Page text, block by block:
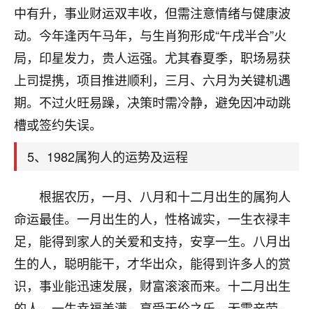
中有升，事业财运双丰收，但需注意情绪与健康波
动。今年逢丙午马年，与生肖狗形成“午戌半合”火
局，印星发力，贵人运强。尤其春夏季，职场易获
上司提携，项目推进顺利，三月、六月为关键机遇
期。不过火旺易躁，决策时需冷静，避免因冲动跳
槽或签约失误。
5、1982属狗人的运势及运程
根据农历，一月、八月和十二月出生的属狗人
命运最佳。一月出生的人，性格诚实，一生衣禄丰
足，能得到家人的关爱和支持，安享一生。八月出
生的人，聪明能干，才华出众，能得到许多人的赏
识，事业能迅速发展，财富滚滚而来。十二月出生
2小时前 来自海南 18
梦醒时分
我女儿高二叛逆，大半年不上学，一说她就要死要活
的，把我们两口子愁的不行，朋友给我推荐的慧来老
师，一开始我是病急乱投医，这半年来，法事一个个
做完，我女儿跟变了个人一样，不期望她能考多好的
大学，只要能安安稳稳的把书读了，身体心理都健健
3小时前 来自河北 16
付深
我是公司人事调整，有升迁机会，但同时竞争的我们
三个，找老师的时候是抱着侥幸心理，没想到老师看
着我晋升有望，我半信半疑的按照老师建议，做了化